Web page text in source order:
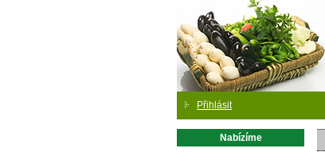
Přihlásit
Nabízíme